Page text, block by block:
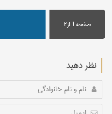
صفحه۱ از۲
نظر دهید